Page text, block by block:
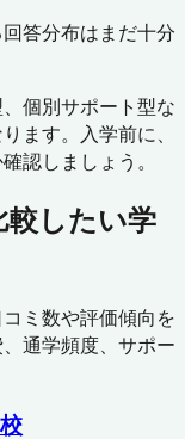
答分布はまだ十分
個別サポート型な
ます。入学前に、
認しましょう。
較したい学
ミ数や評価傾向を
通学頻度、サポー